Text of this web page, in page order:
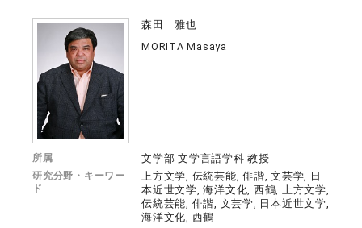
森田 雅也
MORITA Masaya
所属 文学部 文学言語学科 教授
研究分野・キーワー
ド
上方文学, 伝統芸能, 俳諧, 文芸学, 日
本近世文学, 海洋文化, 西鶴, 上方文学,
伝統芸能, 俳諧, 文芸学, 日本近世文学,
海洋文化, 西鶴